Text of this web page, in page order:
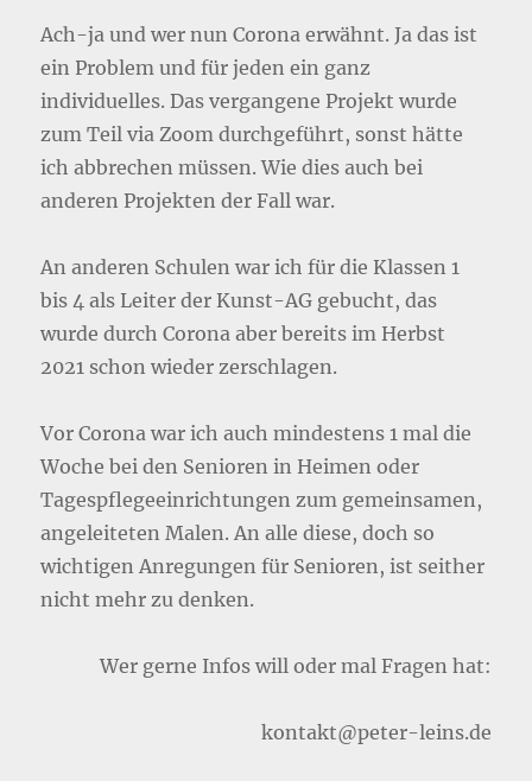
Ach-ja und wer nun Corona erwähnt. Ja das ist
ein Problem und für jeden ein ganz
individuelles. Das vergangene Projekt wurde
zum Teil via Zoom durchgeführt, sonst hätte
ich abbrechen müssen. Wie dies auch bei
anderen Projekten der Fall war.
An anderen Schulen war ich für die Klassen 1
bis 4 als Leiter der Kunst-AG gebucht, das
wurde durch Corona aber bereits im Herbst
2021 schon wieder zerschlagen.
Vor Corona war ich auch mindestens 1 mal die
Woche bei den Senioren in Heimen oder
Tagespflegeeinrichtungen zum gemeinsamen,
angeleiteten Malen. An alle diese, doch so
wichtigen Anregungen für Senioren, ist seither
nicht mehr zu denken.
Wer gerne Infos will oder mal Fragen hat:
kontakt@peter-leins.de